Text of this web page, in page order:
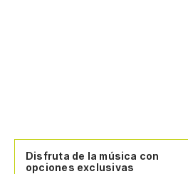
Disfruta de la música con
opciones exclusivas